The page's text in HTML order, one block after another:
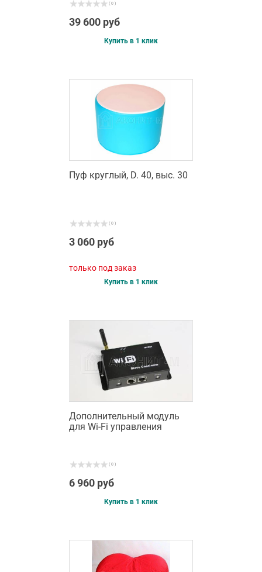
( 0 )
39 600 руб
Купить в 1 клик
Пуф круглый, D. 40, выс. 30
( 0 )
3 060 руб
только под заказ
Купить в 1 клик
Дополнительный модуль
для Wi-Fi управления
( 0 )
6 960 руб
Купить в 1 клик